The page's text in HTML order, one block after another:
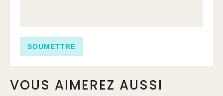
VOUS AIMEREZ AUSSI